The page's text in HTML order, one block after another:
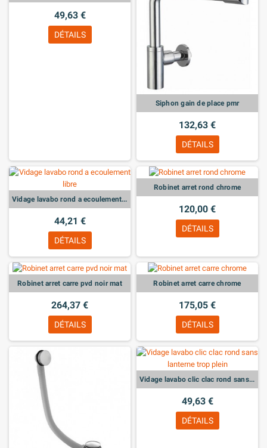
49,63 €
DÉTAILS
Siphon gain de place pmr
132,63 €
DÉTAILS
Vidage lavabo rond a ecoulement libre
44,21 €
DÉTAILS
Robinet arret rond chrome
120,00 €
DÉTAILS
Robinet arret carre pvd noir mat
264,37 €
DÉTAILS
Robinet arret carre chrome
175,05 €
DÉTAILS
Vidage lavabo clic clac rond sans lanterne trop plein
49,63 €
DÉTAILS